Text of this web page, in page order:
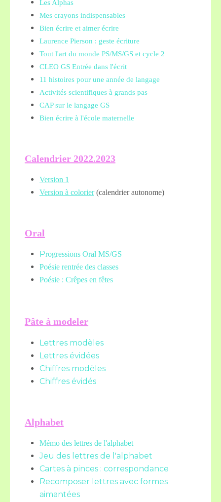
Les Alphas
Mes crayons indispensables
Bien écrire et aimer écrire
Laurence Pierson : geste écriture
Tout l'art du monde PS/MS/GS et cycle 2
CLEO GS Entrée dans l'écrit
11 histoires pour une année de langage
Activités scientifiques à grands pas
CAP sur le langage GS
Bien écrire à l'école maternelle
Calendrier 2022.2023
Version 1
Version à colorier(calendrier autonome)
Oral
Progressions Oral MS/GS
Poésie rentrée des classes
Poésie : Crêpes en fêtes
Pâte à modeler
Lettres modèles
Lettres évidées
Chiffres modèles
Chiffres évidés
Alphabet
Mémo des lettres de l'alphabet
Jeu des lettres de l'alphabet
Cartes à pinces : correspondance
Recomposer lettres avec formes
aimantées